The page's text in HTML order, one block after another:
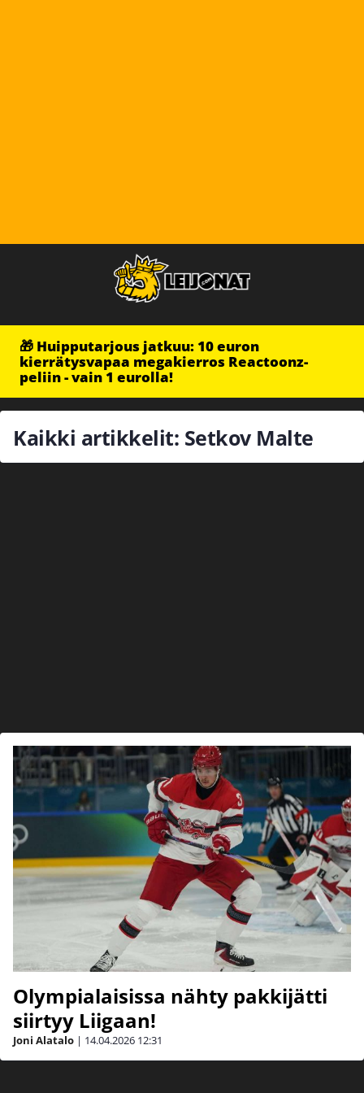
🎁 Huipputarjous jatkuu: 10 euron
kierrätysvapaa megakierros Reactoonz-
peliin - vain 1 eurolla!
Kaikki artikkelit: Setkov Malte
Olympialaisissa nähty pakkijätti
siirtyy Liigaan!
Joni Alatalo | 14.04.2026 12:31